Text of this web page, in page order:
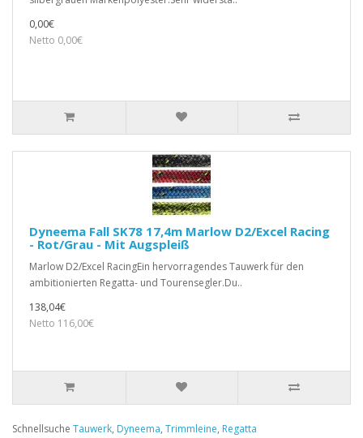
0,00€
Netto 0,00€
Dyneema Fall SK78 17,4m Marlow D2/Excel Racing
- Rot/Grau - Mit Augspleiß
Marlow D2/Excel RacingEin hervorragendes Tauwerk für den
ambitionierten Regatta- und Tourensegler.Du..
138,04€
Netto 116,00€
Schnellsuche Tauwerk, Dyneema, Trimmleine, Regatta